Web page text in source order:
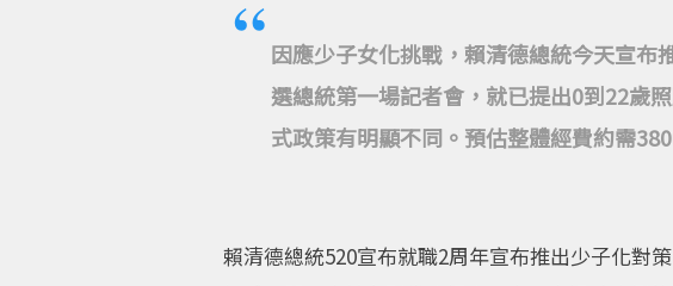
因應少子女化挑戰，賴清德總統今天宣布
選總統第一場記者會，就已提出0到22歲
式政策有明顯不同。預估整體經費約需
賴清德總統520宣布就職2周年宣布推出少子化對